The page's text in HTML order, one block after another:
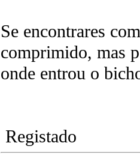
Se encontrares
comprimido, mas
onde entrou o
Registado